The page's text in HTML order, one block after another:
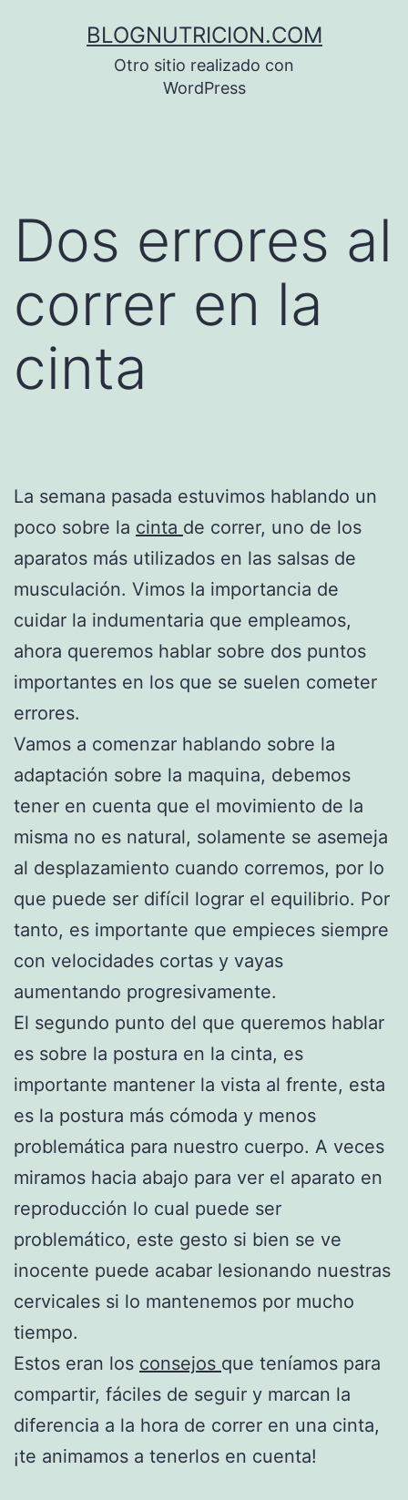
BLOGNUTRICION.COM
Otro sitio realizado con
WordPress
Dos errores al
correr en la
cinta
La semana pasada estuvimos hablando un
poco sobre la cinta de correr, uno de los
aparatos más utilizados en las salsas de
musculación. Vimos la importancia de
cuidar la indumentaria que empleamos,
ahora queremos hablar sobre dos puntos
importantes en los que se suelen cometer
errores.
Vamos a comenzar hablando sobre la
adaptación sobre la maquina, debemos
tener en cuenta que el movimiento de la
misma no es natural, solamente se asemeja
al desplazamiento cuando corremos, por lo
que puede ser difícil lograr el equilibrio. Por
tanto, es importante que empieces siempre
con velocidades cortas y vayas
aumentando progresivamente.
El segundo punto del que queremos hablar
es sobre la postura en la cinta, es
importante mantener la vista al frente, esta
es la postura más cómoda y menos
problemática para nuestro cuerpo. A veces
miramos hacia abajo para ver el aparato en
reproducción lo cual puede ser
problemático, este gesto si bien se ve
inocente puede acabar lesionando nuestras
cervicales si lo mantenemos por mucho
tiempo.
Estos eran los consejos que teníamos para
compartir, fáciles de seguir y marcan la
diferencia a la hora de correr en una cinta,
¡te animamos a tenerlos en cuenta!